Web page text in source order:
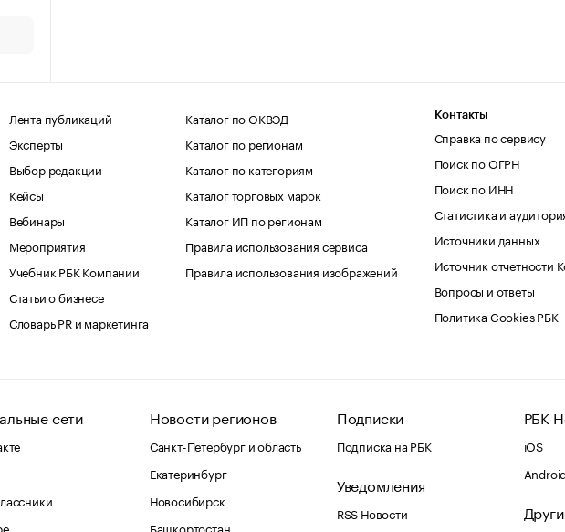
Лента публикаций
Эксперты
Выбор редакции
Кейсы
Вебинары
Мероприятия
Учебник РБК Компании
Статьи о бизнесе
Словарь PR и маркетинга
Каталог по ОКВЭД
Каталог по регионам
Каталог по категориям
Каталог торговых марок
Каталог ИП по регионам
Правила использования сервиса
Правила использования изображений
Контакты
Справка по сервису
Поиск по ОГРН
Поиск по ИНН
Статистика и
Источники данных
Источник отчетности
Вопросы и ответы
Политика Cookies РБК
сети Новости регионов
Санкт-Петербург и область
Екатеринбург
Новосибирск
Башкортостан
Подписки
Подписка на РБК
Уведомления
RSS Новости
РБК
iOS